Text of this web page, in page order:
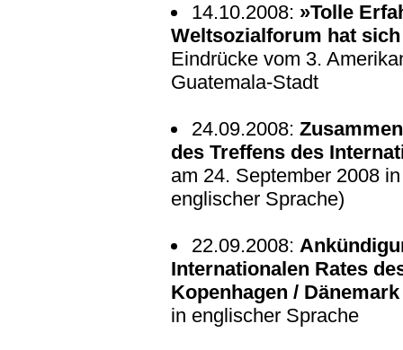
14.10.2008: »Tolle
Weltsozialforum hat
Eindrücke vom 3.
Guatemala-Stadt
24.09.2008:
des Treffens des
am 24. September 2008
englischer Sprache)
22.09.2008:
Internationalen Rates
Kopenhagen / Dänemark
in englischer Sprache